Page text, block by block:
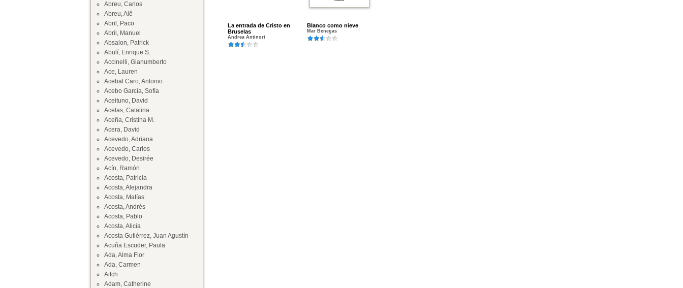
Abreu, Carlos
Abreu, Alê
Abril, Paco
Abril, Manuel
Absalon, Patrick
Abulí, Enrique S.
Accinelli, Gianumberto
Ace, Lauren
Acebal Caro, Antonio
Acebo García, Sofía
Aceituno, David
Acelas, Catalina
Aceña, Cristina M.
Acera, David
Acevedo, Adriana
Acevedo, Carlos
Acevedo, Desirée
Acín, Ramón
Acosta, Patricia
Acosta, Alejandra
Acosta, Matías
Acosta, Andrés
Acosta, Pablo
Acosta, Alicia
Acosta Gutiérrez, Juan Agustín
Acuña Escuder, Paula
Ada, Alma Flor
Ada, Carmen
Aitch
Adam, Catherine
La entrada de Cristo en
Bruselas
Andrea Antinori
Blanco como nieve
Mar Benegas